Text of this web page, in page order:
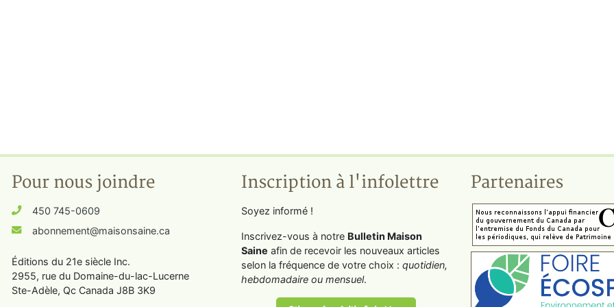
Pour nous joindre
450 745-0609
abonnement@maisonsaine.ca
Éditions du 21e siècle Inc.
2955, rue du Domaine-du-lac-Lucerne
Ste-Adèle, Qc Canada J8B 3K9
Inscription à l'infolettre
Soyez informé !
Inscrivez-vous à notre Bulletin Maison
Saine afin de recevoir les nouveaux articles
selon la fréquence de votre choix : quotidien,
hebdomadaire ou mensuel.
Partenaires